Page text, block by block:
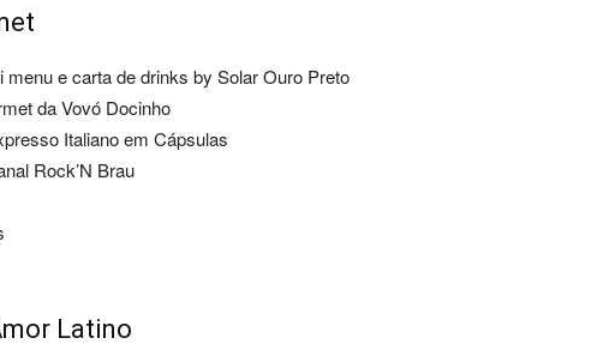
menu e carta de drinks by Solar Ouro Preto
da Vovó Docinho
Italiano em Cápsulas
Rock’N Brau
Latino